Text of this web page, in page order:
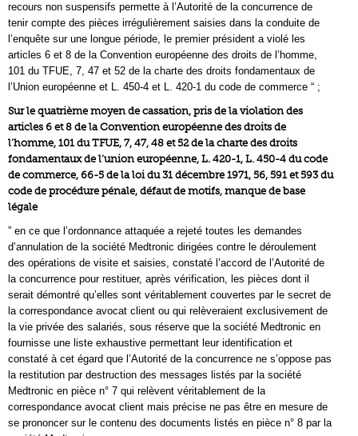
recours non suspensifs permette à l’Autorité de la concurrence de
tenir compte des pièces irrégulièrement saisies dans la conduite de
l’enquête sur une longue période, le premier président a violé les
articles 6 et 8 de la Convention européenne des droits de l’homme,
101 du TFUE, 7, 47 et 52 de la charte des droits fondamentaux de
l’Union européenne et L. 450-4 et L. 420-1 du code de commerce “ ;
Sur le quatrième moyen de cassation, pris de la violation des
articles 6 et 8 de la Convention européenne des droits de
l’homme, 101 du TFUE, 7, 47, 48 et 52 de la charte des droits
fondamentaux de l’union européenne, L. 420-1, L. 450-4 du code
de commerce, 66-5 de la loi du 31 décembre 1971, 56, 591 et 593 du
code de procédure pénale, défaut de motifs, manque de base
légale
” en ce que l’ordonnance attaquée a rejeté toutes les demandes
d’annulation de la société Medtronic dirigées contre le déroulement
des opérations de visite et saisies, constaté l’accord de l’Autorité de
la concurrence pour restituer, après vérification, les pièces dont il
serait démontré qu’elles sont véritablement couvertes par le secret de
la correspondance avocat client ou qui relèveraient exclusivement de
la vie privée des salariés, sous réserve que la société Medtronic en
fournisse une liste exhaustive permettant leur identification et
constaté à cet égard que l’Autorité de la concurrence ne s’oppose pas
la restitution par destruction des messages listés par la société
Medtronic en pièce n° 7 qui relèvent véritablement de la
correspondance avocat client mais précise ne pas être en mesure de
se prononcer sur le contenu des documents listés en pièce n° 8 par la